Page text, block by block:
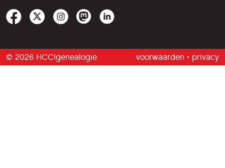
© 2026 HCC!genealogie voorwaarden • privacy